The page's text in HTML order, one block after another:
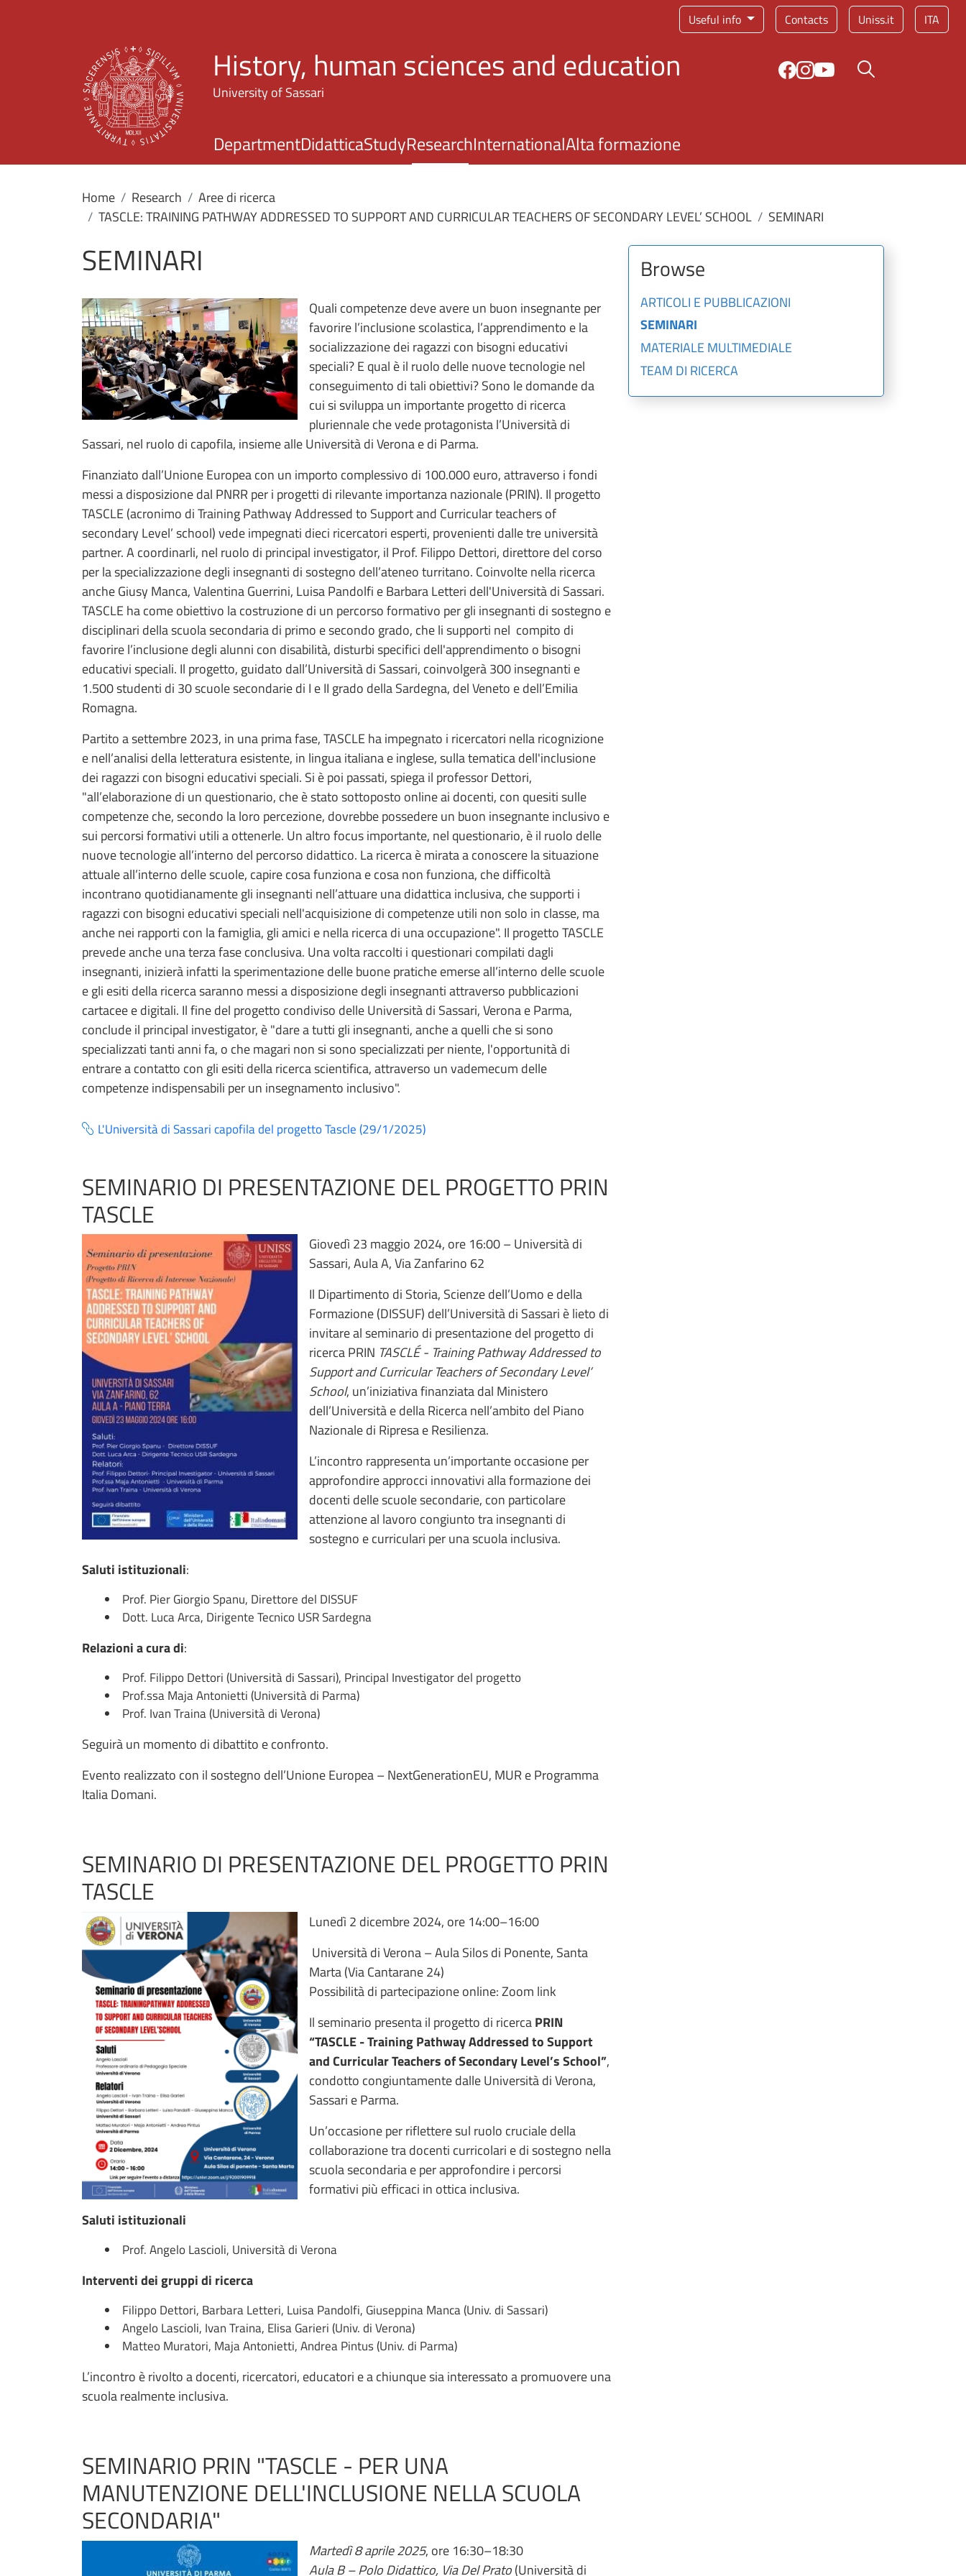
Useful info Service menu
Contacts Uniss.it ITA
History, human sciences and education
University of Sassari
Search button
DepartmentDidatticaStudyResearchInternationalAlta formazione
Home Research
Aree di ricerca
TASCLE: TRAINING PATHWAY ADDRESSED TO SUPPORT AND CURRICULAR TEACHERS OF SECONDARY LEVEL’ SCHOOL
SEMINARI
SEMINARI
Quali competenze deve avere un buon insegnante per
favorire l’inclusione scolastica, l’apprendimento e la
socializzazione dei ragazzi con bisogni educativi
speciali? E qual è il ruolo delle nuove tecnologie nel
conseguimento di tali obiettivi? Sono le domande da
cui si sviluppa un importante progetto di ricerca
pluriennale che vede protagonista l’Università di
Sassari, nel ruolo di capofila, insieme alle Università di Verona e di Parma.
Finanziato dall’Unione Europea con un importo complessivo di 100.000 euro, attraverso i fondi
messi a disposizione dal PNRR per i progetti di rilevante importanza nazionale (PRIN). Il progetto
TASCLE (acronimo di Training Pathway Addressed to Support and Curricular teachers of
secondary Level’ school) vede impegnati dieci ricercatori esperti, provenienti dalle tre università
partner. A coordinarli, nel ruolo di principal investigator, il Prof. Filippo Dettori, direttore del corso
per la specializzazione degli insegnanti di sostegno dell’ateneo turritano. Coinvolte nella ricerca
anche Giusy Manca, Valentina Guerrini, Luisa Pandolfi e Barbara Letteri dell'Università di Sassari.
TASCLE ha come obiettivo la costruzione di un percorso formativo per gli insegnanti di sostegno e
disciplinari della scuola secondaria di primo e secondo grado, che li supporti nel compito di
favorire l’inclusione degli alunni con disabilità, disturbi specifici dell'apprendimento o bisogni
educativi speciali. Il progetto, guidato dall’Università di Sassari, coinvolgerà 300 insegnanti e
1.500 studenti di 30 scuole secondarie di I e II grado della Sardegna, del Veneto e dell’Emilia
Romagna.
Partito a settembre 2023, in una prima fase, TASCLE ha impegnato i ricercatori nella ricognizione
e nell’analisi della letteratura esistente, in lingua italiana e inglese, sulla tematica dell'inclusione
dei ragazzi con bisogni educativi speciali. Si è poi passati, spiega il professor Dettori,
"all’elaborazione di un questionario, che è stato sottoposto online ai docenti, con quesiti sulle
competenze che, secondo la loro percezione, dovrebbe possedere un buon insegnante inclusivo e
sui percorsi formativi utili a ottenerle. Un altro focus importante, nel questionario, è il ruolo delle
nuove tecnologie all’interno del percorso didattico. La ricerca è mirata a conoscere la situazione
attuale all’interno delle scuole, capire cosa funziona e cosa non funziona, che difficoltà
incontrano quotidianamente gli insegnanti nell’attuare una didattica inclusiva, che supporti i
ragazzi con bisogni educativi speciali nell'acquisizione di competenze utili non solo in classe, ma
anche nei rapporti con la famiglia, gli amici e nella ricerca di una occupazione". Il progetto TASCLE
prevede anche una terza fase conclusiva. Una volta raccolti i questionari compilati dagli
insegnanti, inizierà infatti la sperimentazione delle buone pratiche emerse all’interno delle scuole
e gli esiti della ricerca saranno messi a disposizione degli insegnanti attraverso pubblicazioni
cartacee e digitali. Il fine del progetto condiviso delle Università di Sassari, Verona e Parma,
conclude il principal investigator, è "dare a tutti gli insegnanti, anche a quelli che si sono
specializzati tanti anni fa, o che magari non si sono specializzati per niente, l'opportunità di
entrare a contatto con gli esiti della ricerca scientifica, attraverso un vademecum delle
competenze indispensabili per un insegnamento inclusivo".
L'Università di Sassari capofila del progetto Tascle (29/1/2025)
SEMINARIO DI PRESENTAZIONE DEL PROGETTO PRIN
TASCLE
Giovedì 23 maggio 2024, ore 16:00 – Università di
Sassari, Aula A, Via Zanfarino 62
Il Dipartimento di Storia, Scienze dell’Uomo e della
Formazione (DISSUF) dell’Università di Sassari è lieto di
invitare al seminario di presentazione del progetto di
ricerca PRIN TASCLÉ - Training Pathway Addressed to
Support and Curricular Teachers of Secondary Level’
School, un’iniziativa finanziata dal Ministero
dell’Università e della Ricerca nell’ambito del Piano
Nazionale di Ripresa e Resilienza.
L’incontro rappresenta un’importante occasione per
approfondire approcci innovativi alla formazione dei
docenti delle scuole secondarie, con particolare
attenzione al lavoro congiunto tra insegnanti di
sostegno e curriculari per una scuola inclusiva.
Saluti istituzionali:
Prof. Pier Giorgio Spanu, Direttore del DISSUF
Dott. Luca Arca, Dirigente Tecnico USR Sardegna
Relazioni a cura di:
Prof. Filippo Dettori (Università di Sassari), Principal Investigator del progetto
Prof.ssa Maja Antonietti (Università di Parma)
Prof. Ivan Traina (Università di Verona)
Seguirà un momento di dibattito e confronto.
Evento realizzato con il sostegno dell’Unione Europea – NextGenerationEU, MUR e Programma
Italia Domani.
SEMINARIO DI PRESENTAZIONE DEL PROGETTO PRIN
TASCLE
Lunedì 2 dicembre 2024, ore 14:00–16:00
Università di Verona – Aula Silos di Ponente, Santa
Marta (Via Cantarane 24)
Possibilità di partecipazione online: Zoom link
Il seminario presenta il progetto di ricercaPRIN
“TASCLE - Training Pathway Addressed to Support
and Curricular Teachers of Secondary Level’s School”,
condotto congiuntamente dalle Università di Verona,
Sassari e Parma.
Un’occasione per riflettere sul ruolo cruciale della
collaborazione tra docenti curricolari e di sostegno nella
scuola secondaria e per approfondire i percorsi
formativi più efficaci in ottica inclusiva.
Saluti istituzionali
Prof. Angelo Lascioli, Università di Verona
Interventi dei gruppi di ricerca
Filippo Dettori, Barbara Letteri, Luisa Pandolfi, Giuseppina Manca (Univ. di Sassari)
Angelo Lascioli, Ivan Traina, Elisa Garieri (Univ. di Verona)
Matteo Muratori, Maja Antonietti, Andrea Pintus (Univ. di Parma)
L’incontro è rivolto a docenti, ricercatori, educatori e a chiunque sia interessato a promuovere una
scuola realmente inclusiva.
SEMINARIO PRIN "TASCLE - PER UNA
MANUTENZIONE DELL'INCLUSIONE NELLA SCUOLA
SECONDARIA"
Martedì 8 aprile 2025, ore 16:30–18:30
Aula B – Polo Didattico, Via Del Prato(Università di
Browse
ARTICOLI E PUBBLICAZIONI
SEMINARI
MATERIALE MULTIMEDIALE
TEAM DI RICERCA